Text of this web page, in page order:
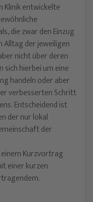
Klinik entwickelte
die zwar den Einzug
der jeweiligen
nicht über deren
sich hierbei um eine
handeln oder aber
verbesserten Schritt
Entscheidend ist
der nur lokal
der
einem Kurzvortrag
einer kurzen